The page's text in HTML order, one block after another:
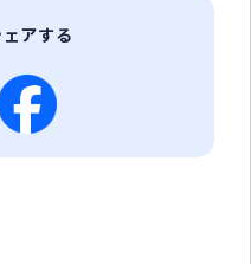
アする